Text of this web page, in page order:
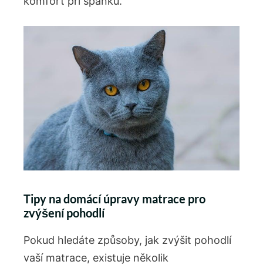
Tipy na domácí úpravy matrace pro
zvýšení pohodlí
Pokud hledáte způsoby, jak zvýšit pohodlí
vaší matrace, existuje několik